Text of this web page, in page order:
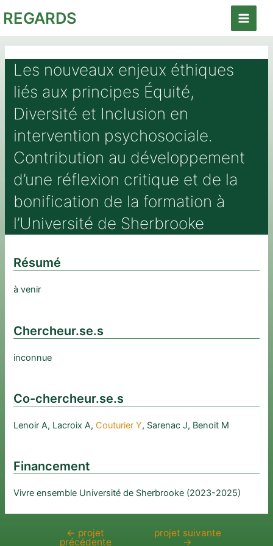
auREGARDS
Main
Les nouveaux enjeux éthiques
liés aux principes Équité,
Diversité et Inclusion en
intervention psychosociale.
Contribution au développement
d’une réflexion critique et de la
bonification de la formation à
l’Université de Sherbrooke
Résumé
à venir
Chercheur.se.s
inconnue
Co-chercheur.se.s
Lenoir A, Lacroix A, Couturier Y, Sarenac J, Benoit M
Financement
Vivre ensemble Université de Sherbrooke (2023-2025)
Navigation
← projet
précédente
projet suivante
→